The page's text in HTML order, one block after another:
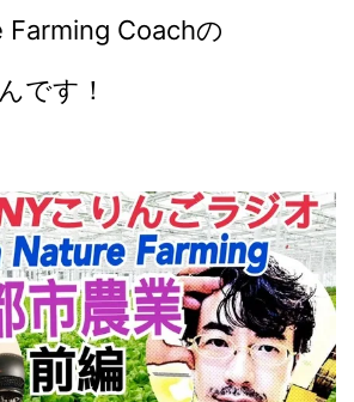
Coachの
です！